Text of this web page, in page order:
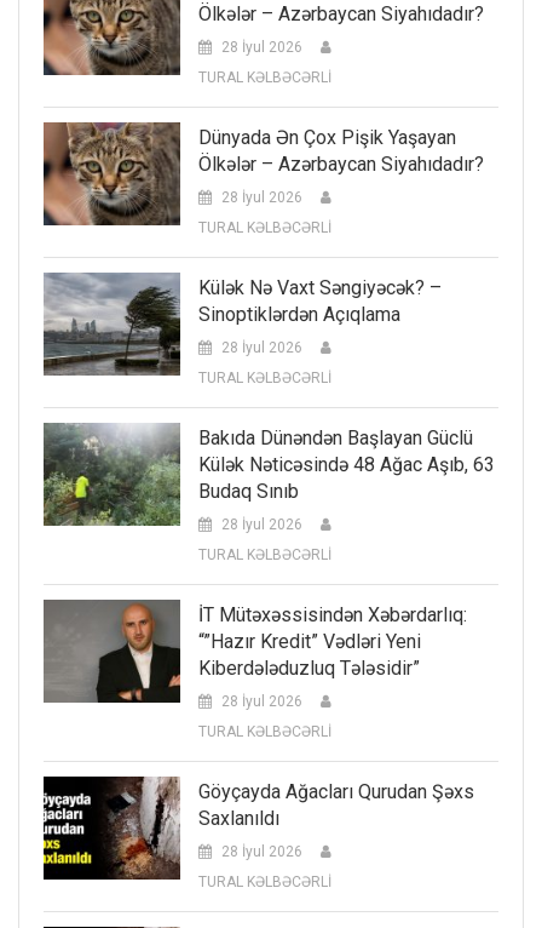
Ölkələr – Azərbaycan Siyahıdadır?
28 İyul 2026
TURAL KƏLBƏCƏRLİ
Dünyada Ən Çox Pişik Yaşayan
Ölkələr – Azərbaycan Siyahıdadır?
28 İyul 2026
TURAL KƏLBƏCƏRLİ
Külək Nə Vaxt Səngiyəcək? –
Sinoptiklərdən Açıqlama
28 İyul 2026
TURAL KƏLBƏCƏRLİ
Bakıda Dünəndən Başlayan Güclü
Külək Nəticəsində 48 Ağac Aşıb, 63
Budaq Sınıb
28 İyul 2026
TURAL KƏLBƏCƏRLİ
İT Mütəxəssisindən Xəbərdarlıq:
“”Hazır Kredit” Vədləri Yeni
Kiberdələduzluq Tələsidir”
28 İyul 2026
TURAL KƏLBƏCƏRLİ
Göyçayda Ağacları Qurudan Şəxs
Saxlanıldı
28 İyul 2026
TURAL KƏLBƏCƏRLİ